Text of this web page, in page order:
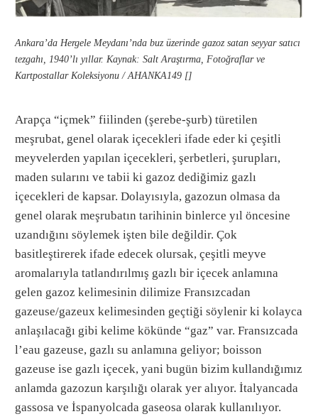
Ankara’da Hergele Meydanı’nda buz üzerinde gazoz satan seyyar satıcı
tezgahı, 1940’lı yıllar. Kaynak: Salt Araştırma, Fotoğraflar ve
Kartpostallar Koleksiyonu / AHANKA149 []
Arapça “içmek” fiilinden (şerebe-şurb) türetilen
meşrubat, genel olarak içecekleri ifade eder ki çeşitli
meyvelerden yapılan içecekleri, şerbetleri, şurupları,
maden sularını ve tabii ki gazoz dediğimiz gazlı
içecekleri de kapsar. Dolayısıyla, gazozun olmasa da
genel olarak meşrubatın tarihinin binlerce yıl öncesine
uzandığını söylemek işten bile değildir. Çok
basitleştirerek ifade edecek olursak, çeşitli meyve
aromalarıyla tatlandırılmış gazlı bir içecek anlamına
gelen gazoz kelimesinin dilimize Fransızcadan
gazeuse/gazeux kelimesinden geçtiği söylenir ki kolayca
anlaşılacağı gibi kelime kökünde “gaz” var. Fransızcada
l’eau gazeuse, gazlı su anlamına geliyor; boisson
gazeuse ise gazlı içecek, yani bugün bizim kullandığımız
anlamda gazozun karşılığı olarak yer alıyor. İtalyancada
gassosa ve İspanyolcada gaseosa olarak kullanılıyor.